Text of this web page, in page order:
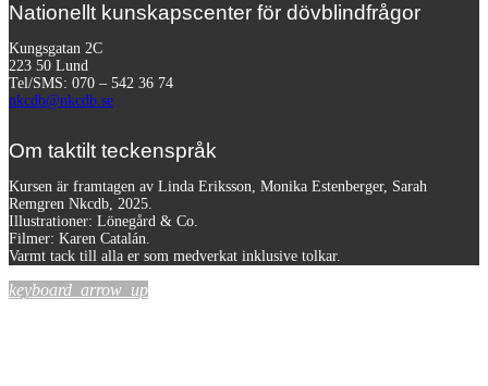
Nationellt kunskapscenter för dövblindfrågor
Kungsgatan 2C
223 50 Lund
Tel/SMS: 070 – 542 36 74
nkcdb@nkcdb.se
Om taktilt teckenspråk
Kursen är framtagen av Linda Eriksson, Monika Estenberger, Sarah
Remgren Nkcdb, 2025.
Illustrationer: Lönegård & Co.
Filmer: Karen Catalán.
Varmt tack till alla er som medverkat inklusive tolkar.
keyboard_arrow_up